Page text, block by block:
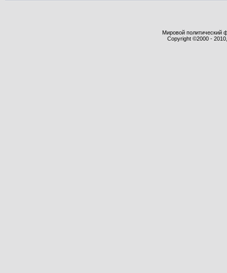
Мировой политический
Copyright ©2000 -